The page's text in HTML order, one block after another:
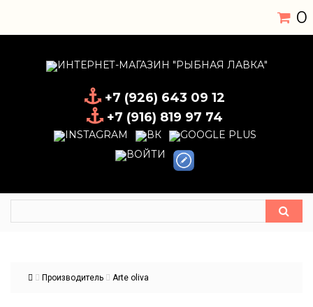
0
+7 (926) 643 09 12
+7 (916) 819 97 74
Производитель Arte oliva